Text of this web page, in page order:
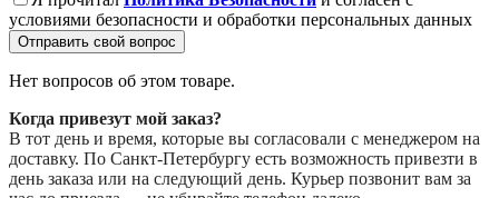
условиями безопасности и обработки персональных данных
Отправить свой вопрос
Нет вопросов об этом товаре.
Когда привезут мой заказ?
В тот день и время, которые вы согласовали с менеджером на
доставку. По Санкт-Петербургу есть возможность привезти в
день заказа или на следующий день. Курьер позвонит вам за